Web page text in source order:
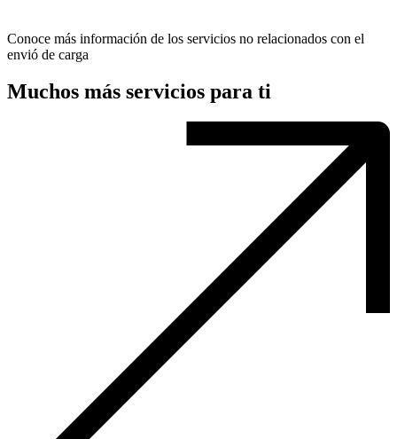
Conoce más información de los servicios no relacionados con el
envió de carga
Muchos más servicios para ti